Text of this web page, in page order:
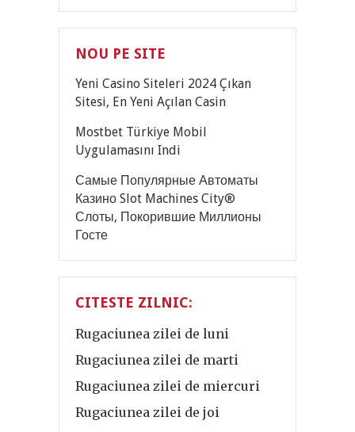
NOU PE SITE
Yeni Casino Siteleri 2024 Çıkan
Sitesi, En Yeni Açılan Casin
Mostbet Türkiye Mobil
Uygulamasını Indi
Самые Популярные Автоматы
Казино Slot Machines City®
Слоты, Покорившие Миллионы
Госте
CITESTE ZILNIC:
Rugaciunea zilei de luni
Rugaciunea zilei de marti
Rugaciunea zilei de miercuri
Rugaciunea zilei de joi